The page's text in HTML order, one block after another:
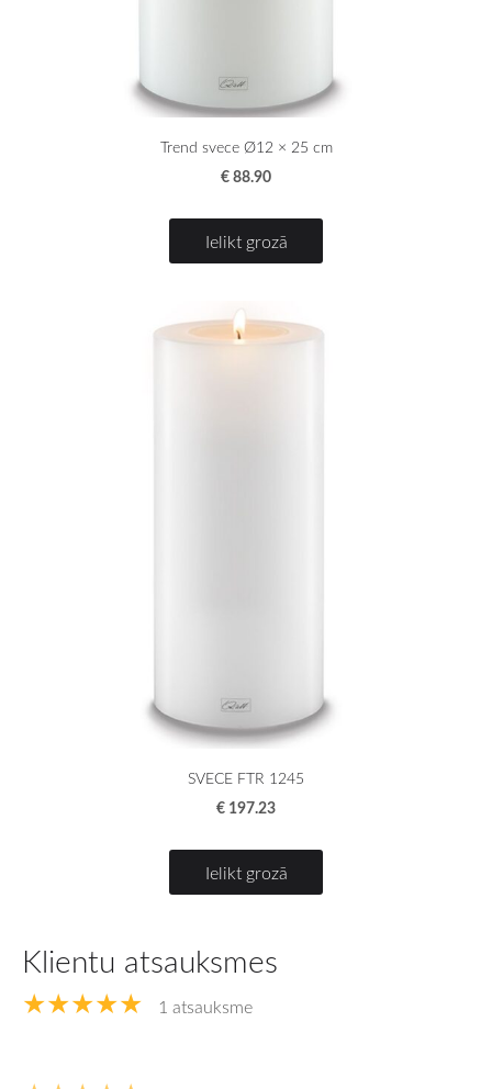
Trend svece Ø12 × 25 cm
€ 88.90
Ielikt grozā
SVECE FTR 1245
€ 197.23
Ielikt grozā
Klientu atsauksmes
★★★★★ 1 atsauksme